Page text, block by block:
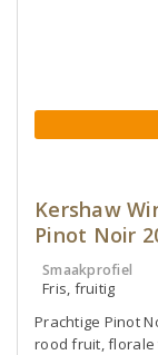
Kershaw
Pinot Noir
Smaakprofiel
Fris, fruitig
Prachtige Pinot
rood fruit, florale